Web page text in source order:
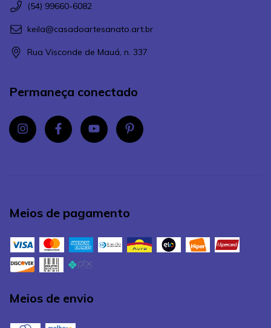
(54) 99660-6082
keila@casadoartesanato.art.br
Rua Visconde de Mauá, n. 337
Permaneça conectado
Meios de pagamento
Meios de envio